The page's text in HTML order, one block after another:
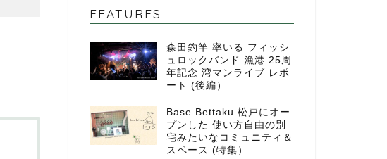
FEATURES
森田釣竿 率いる フィッシ
ュロックバンド 漁港 25周
年記念 湾マンライブ レポ
ート (後編）
Base Bettaku 松戸にオー
プンした 使い方自由の別
宅みたいなコミュニティ＆
スペース (特集）